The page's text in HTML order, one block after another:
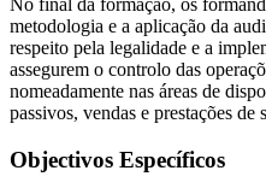
No final da formação, os
metodologia e a aplicação da
respeito pela legalidade e a
assegurem o controlo das
nomeadamente nas áreas de
passivos, vendas e prestações de
Objectivos Específicos